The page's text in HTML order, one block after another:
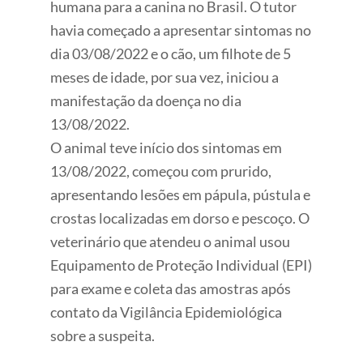
humana para a canina no Brasil. O tutor
havia começado a apresentar sintomas no
dia 03/08/2022 e o cão, um filhote de 5
meses de idade, por sua vez, iniciou a
manifestação da doença no dia
13/08/2022.
O animal teve início dos sintomas em
13/08/2022, começou com prurido,
apresentando lesões em pápula, pústula e
crostas localizadas em dorso e pescoço. O
veterinário que atendeu o animal usou
Equipamento de Proteção Individual (EPI)
para exame e coleta das amostras após
contato da Vigilância Epidemiológica
sobre a suspeita.